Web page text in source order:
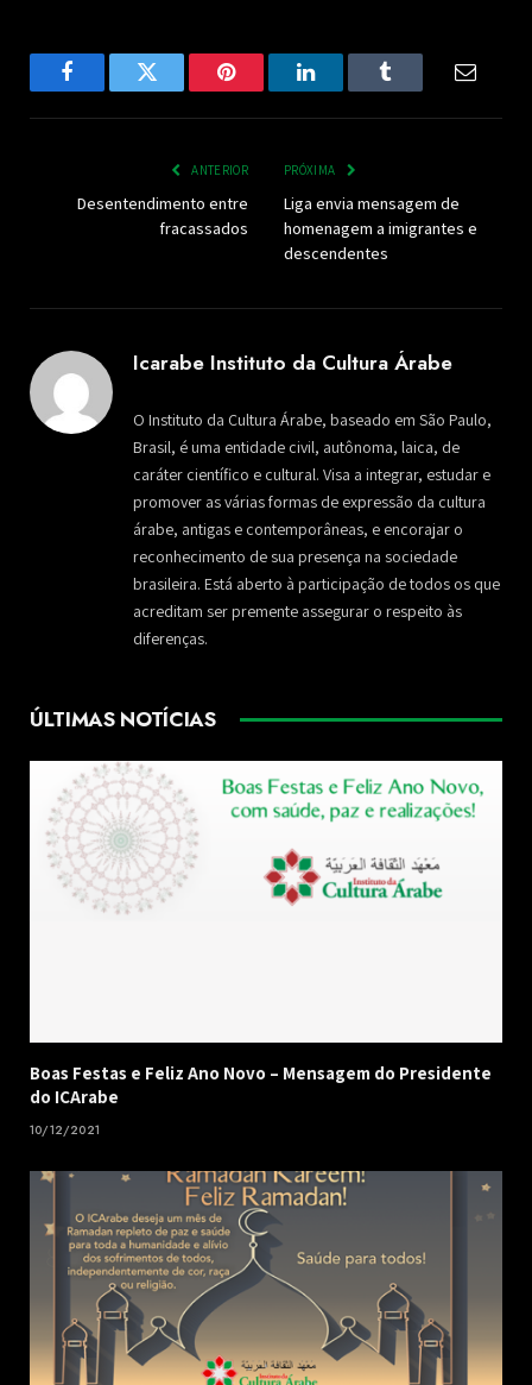
FacebookTwitter Pinterest LinkedInTumblr
ANTERIOR
Desentendimento entre
fracassados
PRÓXIMA
Liga envia mensagem de
homenagem a imigrantes e
descendentes
Icarabe Instituto da Cultura Árabe
O Instituto da Cultura Árabe, baseado em São Paulo,
Brasil, é uma entidade civil, autônoma, laica, de
caráter científico e cultural. Visa a integrar, estudar e
promover as várias formas de expressão da cultura
árabe, antigas e contemporâneas, e encorajar o
reconhecimento de sua presença na sociedade
brasileira. Está aberto à participação de todos os que
acreditam ser premente assegurar o respeito às
diferenças.
ÚLTIMAS NOTÍCIAS
Boas Festas e Feliz Ano Novo – Mensagem do Presidente
do ICArabe
10/12/2021